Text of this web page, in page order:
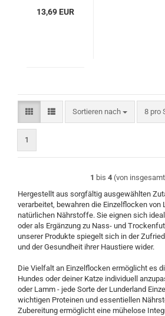
13,69 EUR
Sortieren nach
Sortieren nach 8 pro
pro
1
1 bis 4 (von insgesamt
Hergestellt aus sorgfältig ausgewählten
verarbeitet, bewahren die Einzelflocken von
natürlichen Nährstoffe. Sie eignen sich
oder als Ergänzung zu Nass- und
unserer Produkte spiegelt sich in der
und der Gesundheit ihrer Haustiere wider.
Die Vielfalt an Einzelflocken ermöglicht es
Hundes oder deiner Katze individuell
oder Lamm - jede Sorte der Lunderland
wichtigen Proteinen und essentiellen
Zubereitung ermöglicht eine mühelose